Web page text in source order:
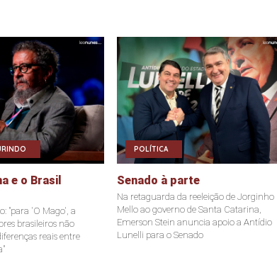
e o Brasil
"para 'O Mago', a
brasileiros não
reais entre
POLÍTICA
Senado à parte
Na retaguarda da reeleição de Jorginho
Mello ao governo de Santa Catarina,
Emerson Stein anuncia apoio a Antídio
Lunelli para o Senado